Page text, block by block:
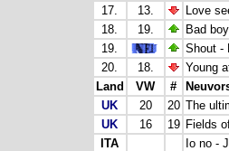
17.
13.
Love
18.
19.
Bad
19.
Shout -
20.
18.
Young
Land
VW #
UK
20 20 The
UK
16 19 Fields
ITA
Io no -